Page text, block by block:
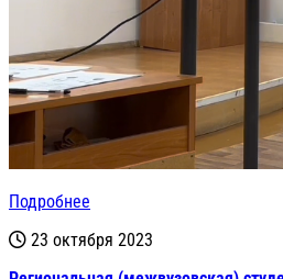
Подробнее
23 октября 2023